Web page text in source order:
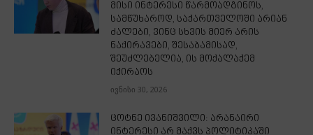
მისი ინტერესი წარმოადგინოს,
სამწუხაროდ, საქართველოში არიან
ძალები, ვინც სხვის მიერ არის
ნაქირავები, შესაბამისად,
შეუძლებელია, ის მოქალაქემ
იქირაოს
ივნისი 30, 2026
ცოტნე ივანიშვილი: არანაირი
ინტერესი არ მაქვს პოლიტიკაში